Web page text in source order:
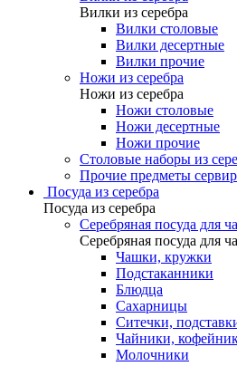
Вилки из серебра
Вилки столовые
Вилки десертные
Вилки прочие
Ножи из серебра
Ножи из серебра
Ножи столовые
Ножи десертные
Ножи прочие
Столовые наборы из
Прочие предметы
Посуда из серебра
Посуда из серебра
Серебряная посуда для
Серебряная посуда для
Чашки, кружки
Подстаканники
Блюдца
Сахарницы
Ситечки,
Чайники,
Молочники